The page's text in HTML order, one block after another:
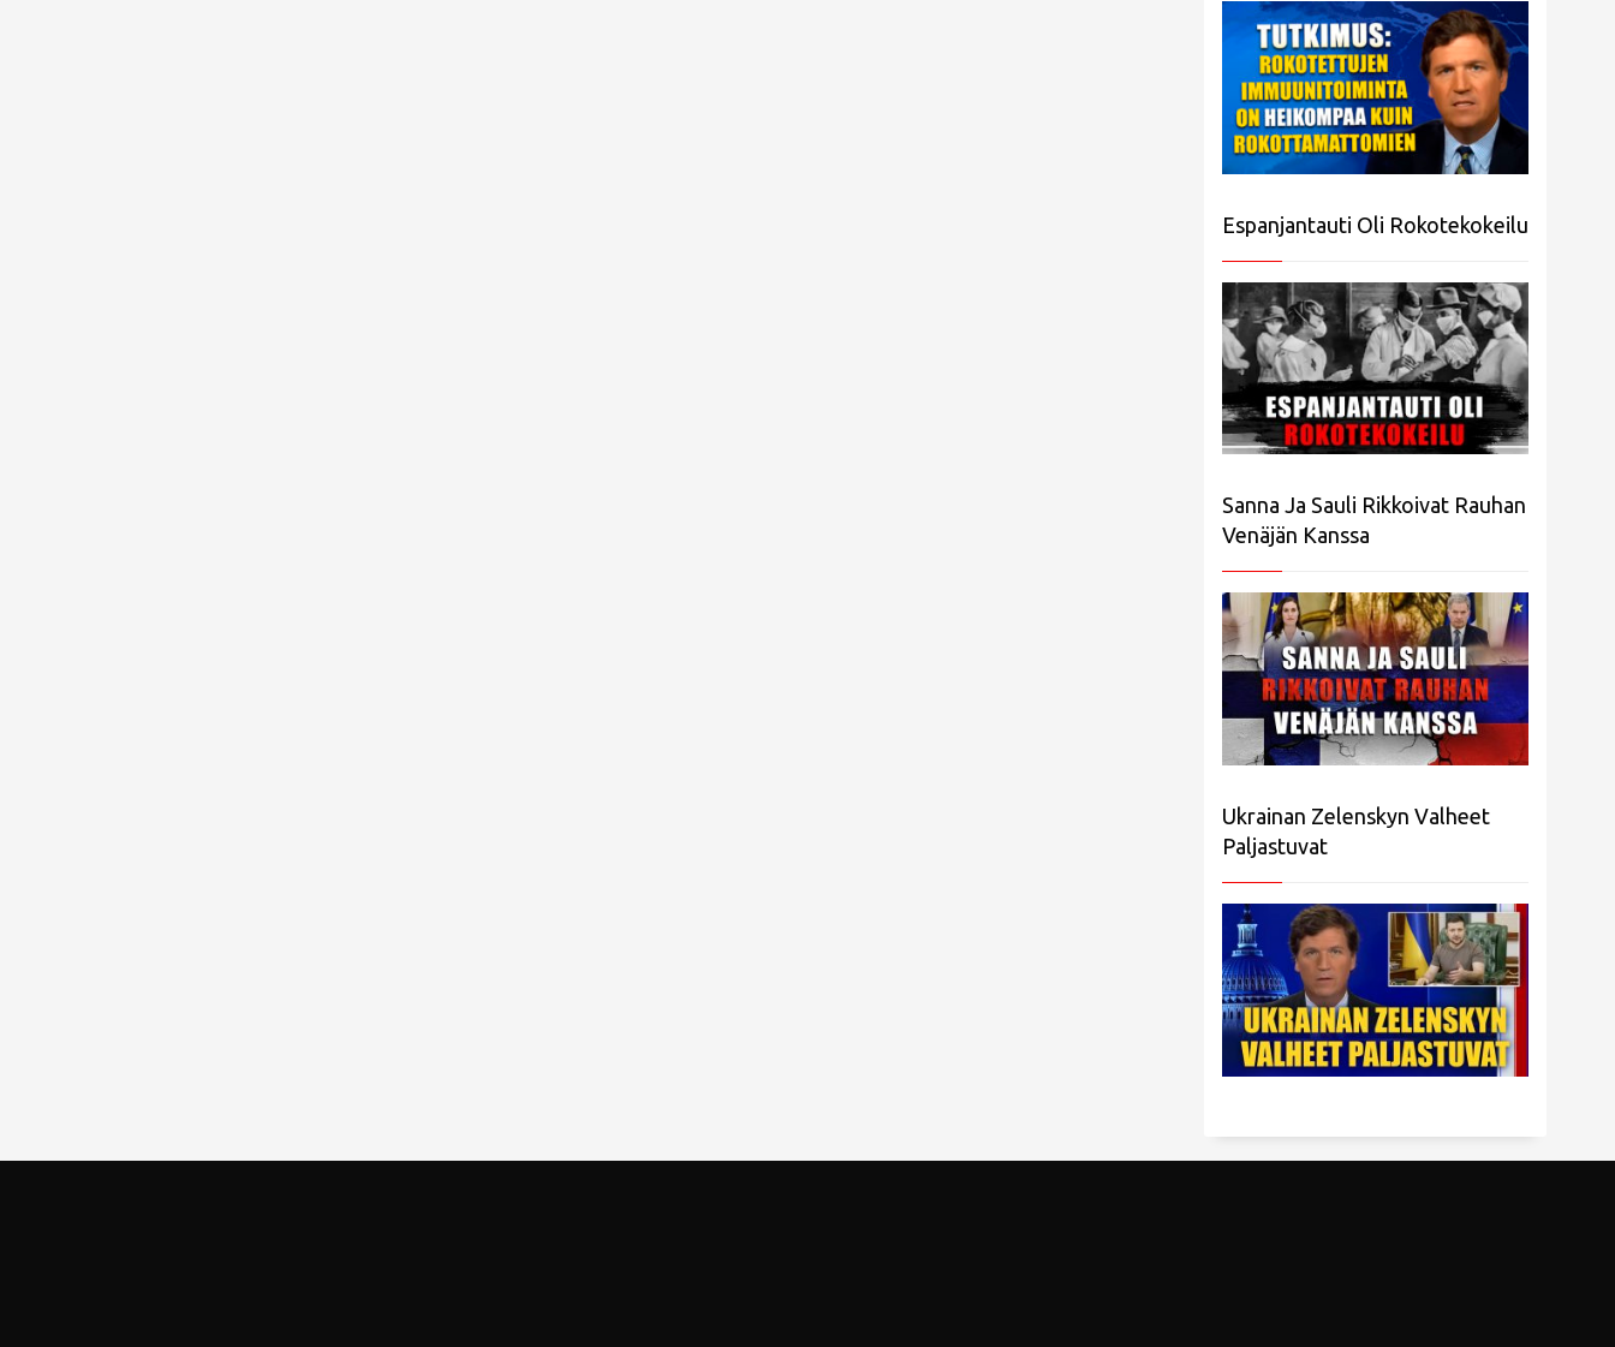
Espanjantauti Oli Rokotekokeilu
Sanna Ja Sauli Rikkoivat Rauhan
Venäjän Kanssa
Ukrainan Zelenskyn Valheet
Paljastuvat